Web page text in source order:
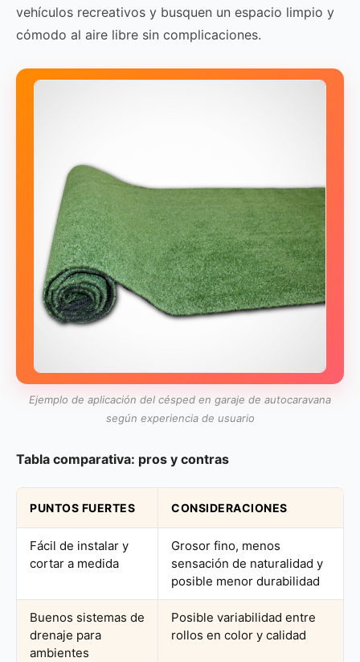
vehículos recreativos y busquen un espacio limpio y
cómodo al aire libre sin complicaciones.
Ejemplo de aplicación del césped en garaje de autocaravana
según experiencia de usuario
Tabla comparativa: pros y contras
PUNTOS FUERTES CONSIDERACIONES
Fácil de instalar y
cortar a medida
Grosor fino, menos
sensación de naturalidad y
posible menor durabilidad
Buenos sistemas de
drenaje para
ambientes
Posible variabilidad entre
rollos en color y calidad